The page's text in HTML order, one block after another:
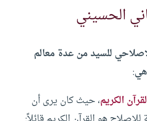
الحسيني
للسيد من عدة معالم
:
الكريم، حيث كان يرى أن